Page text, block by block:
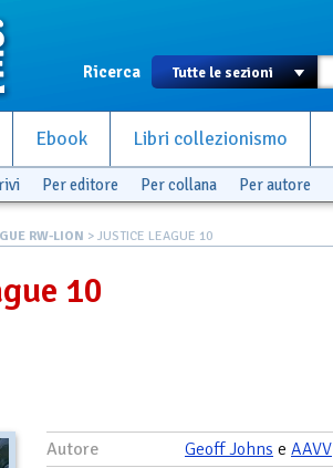
Ricerca
Ebook Libri collezionismo
Per editore Per collana Per autore
RW-LION > JUSTICE LEAGUE 10
10
Autore Geoff Johns e AAVV